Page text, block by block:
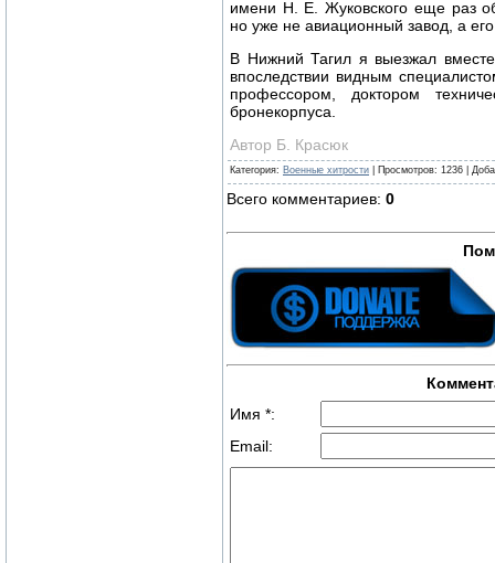
имени Н. Е. Жуковского еще раз
но уже не авиационный завод, а
В Нижний Тагил я выезжал
впоследствии видным
профессором, доктором
бронекорпуса.
Автор Б. Красюк
Категория: Военные хитрости Просмотров: 1236
Всего комментариев: 0
Имя *:
Email: